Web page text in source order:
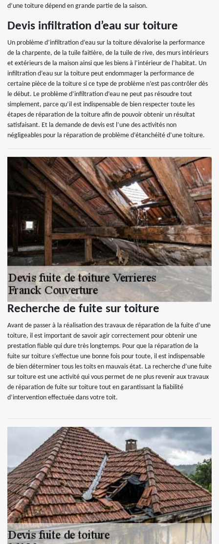
d’une toiture dépend en grande partie de la saison.
Devis infiltration d’eau sur toiture
Un problème d’infiltration d’eau sur la toiture dévalorise la performance
de la charpente, de la tuile faitière, de la tuile de rive, des murs intérieurs
et extérieurs de la maison ainsi que les biens à l’intérieur de l’habitat. Un
infiltration d’eau sur la toiture peut endommager la performance de
certaine pièce de la toiture si ce type de problème n’est pas contrôler dès
le début. Le problème d’infiltration d’eau ne peut pas résoudre tout
simplement, parce qu’il est indispensable de bien respecter toute les
étapes de réparation de la toiture afin de pouvoir obtenir un résultat
satisfaisant. Et la demande de devis est l’une des activités non
négligeables pour la réparation de problème d’étanchéité d’une toiture.
Recherche de fuite sur toiture
Avant de passer à la réalisation des travaux de réparation de la fuite d’une
toiture, il est important de savoir agir correctement pour obtenir une
prestation fiable qui dure très longtemps. Pour que la réparation de la
fuite sur toiture s’effectue une bonne fois pour toute, il est indispensable
de bien déterminer tous les toits en mauvais état. La recherche d’une fuite
sur toiture est une activité qui vous permet de ne plus revenir aux travaux
de réparation de fuite sur toiture tout en garantissant la fiabilité
d’intervention effectuée dans votre toit.